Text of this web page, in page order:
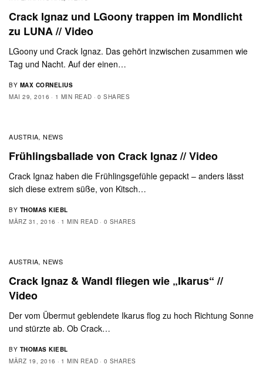
Crack Ignaz und LGoony trappen im Mondlicht
zu LUNA // Video
LGoony und Crack Ignaz. Das gehört inzwischen zusammen wie
Tag und Nacht. Auf der einen…
BY MAX CORNELIUS
MAI 29, 2016
1 MIN READ 0 SHARES
AUSTRIA, NEWS
Frühlingsballade von Crack Ignaz // Video
Crack Ignaz haben die Frühlingsgefühle gepackt – anders lässt
sich diese extrem süße, von Kitsch…
BY THOMAS KIEBL
MÄRZ 31, 2016
1 MIN READ 0 SHARES
AUSTRIA, NEWS
Crack Ignaz & Wandl fliegen wie „Ikarus“ //
Video
Der vom Übermut geblendete Ikarus flog zu hoch Richtung Sonne
und stürzte ab. Ob Crack…
BY THOMAS KIEBL
MÄRZ 19, 2016
1 MIN READ 0 SHARES